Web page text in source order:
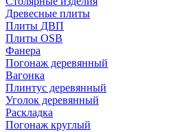
Древесные плиты
Плиты ДВП
Плиты OSB
Фанера
Погонаж деревянный
Вагонка
Плинтус деревянный
Уголок деревянный
Раскладка
Погонаж круглый